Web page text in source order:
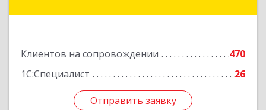
Клиентов на сопровождении
470
1С:Специалист
26
Отправить заявку
Отправить заявку